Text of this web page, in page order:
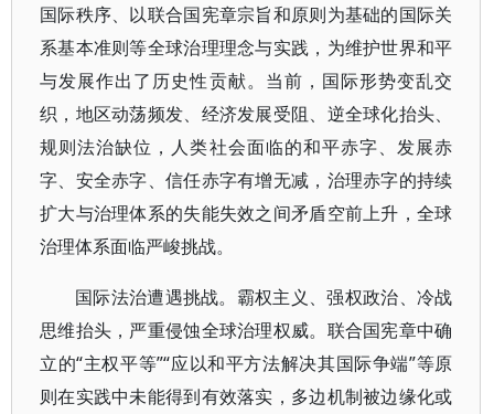
国际秩序、以联合国宪章宗旨和原则为基础的国际关
系基本准则等全球治理理念与实践，为维护世界和平
与发展作出了历史性贡献。当前，国际形势变乱交
织，地区动荡频发、经济发展受阻、逆全球化抬头、
规则法治缺位，人类社会面临的和平赤字、发展赤
字、安全赤字、信任赤字有增无减，治理赤字的持续
扩大与治理体系的失能失效之间矛盾空前上升，全球
治理体系面临严峻挑战。
国际法治遭遇挑战。霸权主义、强权政治、冷战
思维抬头，严重侵蚀全球治理权威。联合国宪章中确
立的“主权平等”“应以和平方法解决其国际争端”等原
则在实践中未能得到有效落实，多边机制被边缘化或